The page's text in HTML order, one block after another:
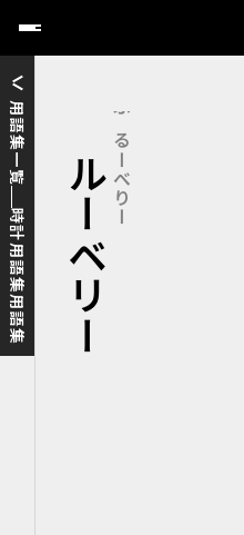
用語集一覧
時計用語集用語集 ブルーベリーぶるーべりー